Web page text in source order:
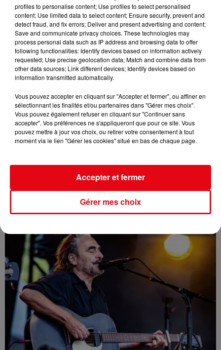
profiles to personalise content; Use profiles to select personalised
content; Use limited data to select content; Ensure security, prevent and
detect fraud, and fix errors; Deliver and present advertising and content;
Save and communicate privacy choices. These technologies may
process personal data such as IP address and browsing data to offer
following functionalities: Identify devices based on information actively
requested; Use precise geolocation data; Match and combine data from
other data sources; Link different devices; Identify devices based on
information transmitted automatically.
Vous pouvez accepter en cliquant sur "Accepter et fermer", ou affiner en
sélectionnant les finalités et/ou partenaires dans "Gérer mes choix".
Vous pouvez également refuser en cliquant sur "Continuer sans
accepter". Vos préférences ne s'appliqueront que pour ce site. Vous
pouvez mettre à jour vos choix, ou retirer votre consentement à tout
moment via le lien "Gérer les cookies" situé en bas de chaque page.
Gérer mes choix
Accepter et fermer